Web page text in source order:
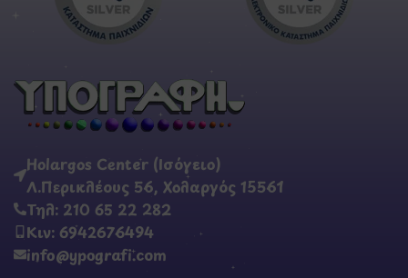
Holargos Center (Ισόγειο)
Λ.Περικλέους 56, Χολαργός 15561
Τηλ: 210 65 22 282
Κιν: 6942676494
info@ypografi.com